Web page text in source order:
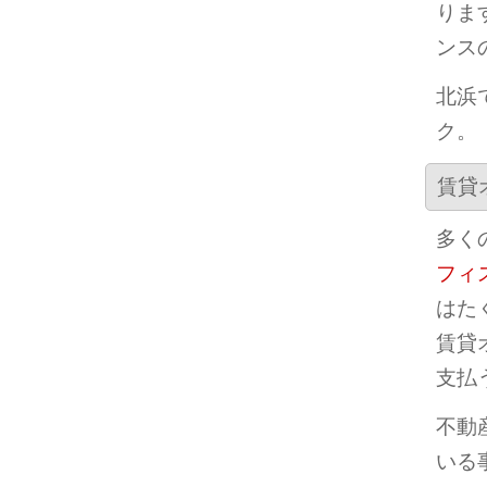
りま
ンス
北浜
ク。
賃貸
多く
フィ
はた
賃貸
支払
不動
いる